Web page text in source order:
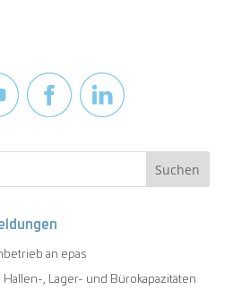
an epas
, Lager- und Bürokapazitäten